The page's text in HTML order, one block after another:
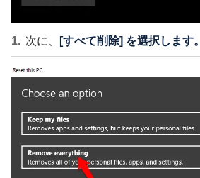
次に、 [すべて削除] を選択します。